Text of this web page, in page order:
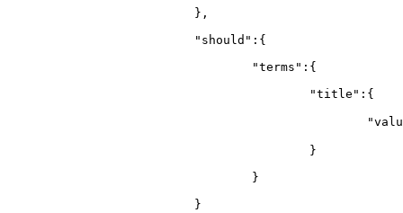
		},
		"should":{
			"terms":{
				"title":{
				}
			}
		}